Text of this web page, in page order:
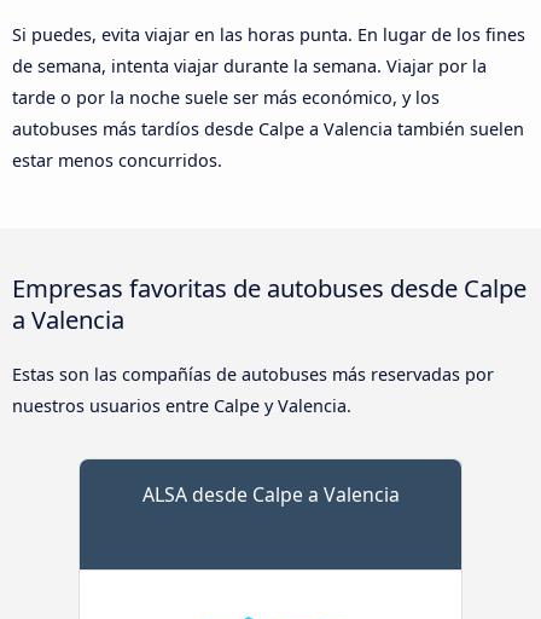
Si puedes, evita viajar en las horas punta. En lugar de los fines
de semana, intenta viajar durante la semana. Viajar por la
tarde o por la noche suele ser más económico, y los
autobuses más tardíos desde Calpe a Valencia también suelen
estar menos concurridos.
Empresas favoritas de autobuses desde Calpe
a Valencia
Estas son las compañías de autobuses más reservadas por
nuestros usuarios entre Calpe y Valencia.
ALSA desde Calpe a Valencia